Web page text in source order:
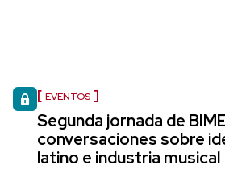
EVENTOS
Segunda jornada de
conversaciones sobre
latino e industria musical